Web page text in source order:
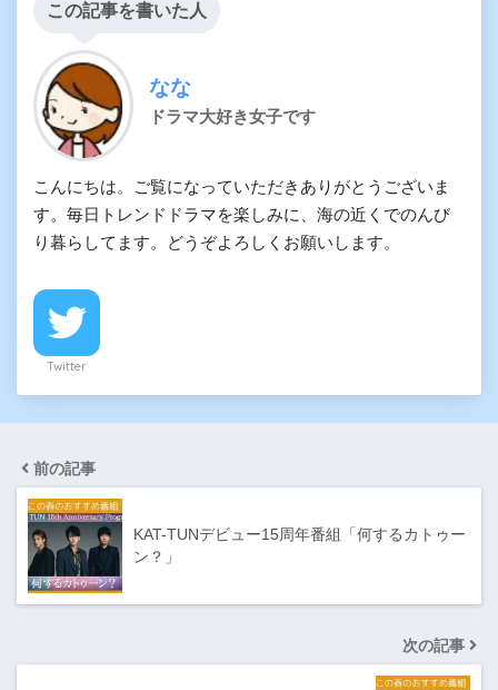
この記事を書いた人
なな
ドラマ大好き女子です
こんにちは。ご覧になっていただきありがとうございま
す。毎日トレンドドラマを楽しみに、海の近くでのんび
り暮らしてます。どうぞよろしくお願いします。
Twitter
前の記事
KAT-TUNデビュー15周年番組「何するカトゥー
ン？」
次の記事